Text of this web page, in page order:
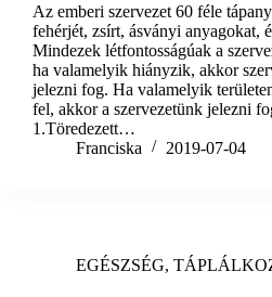
Az emberi szervezet 60 féle
fehérjét, zsírt, ásványi anyagokat,
Mindezek létfontosságúak a
ha valamelyik hiányzik, akkor
jelezni fog. Ha valamelyik
fel, akkor a szervezetünk jelezni
1.Töredezett…
Franciska
2019-07-04
EGÉSZSÉG,